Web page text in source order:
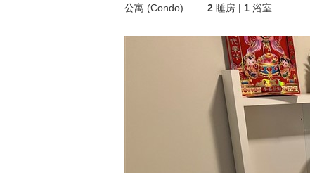
公寓 (Condo) 2 睡房 | 1 浴室